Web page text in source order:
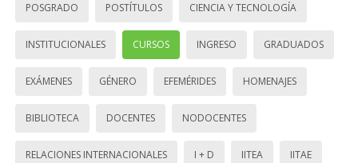
POSGRADO POSTÍTULOS CIENCIA Y TECNOLOGÍA
INSTITUCIONALES CURSOS INGRESO GRADUADOS
EXÁMENES GÉNERO EFEMÉRIDES HOMENAJES
BIBLIOTECA DOCENTES NODOCENTES
RELACIONES INTERNACIONALES I + D IITEA IITAE